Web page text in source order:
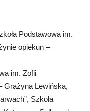
Podstawowa im.
opiekun –
im. Zofii
Grażyna Lewińska,
Szkoła